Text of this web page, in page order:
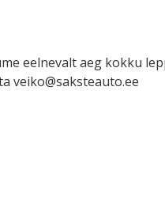
eelnevalt aeg kokku
veiko@saksteauto.ee